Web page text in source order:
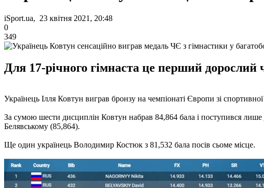
iSport.ua, 23 квітня 2021, 20:48
0
349
Для 17-річного гімнаста це перший дорослий
Українець Ілля Ковтун виграв бронзу на чемпіонаті Європи зі
За сумою шести дисциплін Ковтун набрав 84,864 бала і поступився
Белявському (85,864).
Ще один українець Володимир Костюк з 81,532 бала посів сьоме місце.